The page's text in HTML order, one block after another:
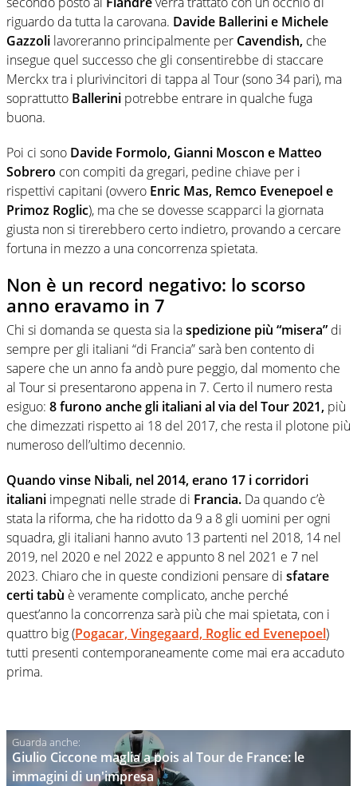
riguardo da tutta la carovana. Davide Ballerini e Michele
Gazzoli lavoreranno principalmente per Cavendish, che
insegue quel successo che gli consentirebbe di staccare
Merckx tra i plurivincitori di tappa al Tour (sono 34 pari), ma
soprattutto Ballerini potrebbe entrare in qualche fuga
buona.
Poi ci sono Davide Formolo, Gianni Moscon e Matteo
Sobrero con compiti da gregari, pedine chiave per i
rispettivi capitani (ovvero Enric Mas, Remco Evenepoel e
Primoz Roglic), ma che se dovesse scapparci la giornata
giusta non si tirerebbero certo indietro, provando a cercare
fortuna in mezzo a una concorrenza spietata.
Non è un record negativo: lo scorso
anno eravamo in 7
Chi si domanda se questa sia laspedizione più “misera” di
sempre per gli italiani “di Francia” sarà ben contento di
sapere che un anno fa andò pure peggio, dal momento che
al Tour si presentarono appena in 7. Certo il numero resta
esiguo: 8 furono anche gli italiani al via del Tour 2021, più
che dimezzati rispetto ai 18 del 2017, che resta il plotone più
numeroso dell’ultimo decennio.
Quando vinse Nibali, nel 2014, erano 17 i corridori
italiani impegnati nelle strade di Francia. Da quando c’è
stata la riforma, che ha ridotto da 9 a 8 gli uomini per ogni
squadra, gli italiani hanno avuto 13 partenti nel 2018, 14 nel
2019, nel 2020 e nel 2022 e appunto 8 nel 2021 e 7 nel
2023. Chiaro che in queste condizioni pensare di sfatare
certi tabù è veramente complicato, anche perché
quest’anno la concorrenza sarà più che mai spietata, con i
quattro big (Pogacar, Vingegaard, Roglic ed Evenepoel)
tutti presenti contemporaneamente come mai era accaduto
prima.
Giulio Ciccone maglia a pois al Tour de France: le
immagini di un'impresa